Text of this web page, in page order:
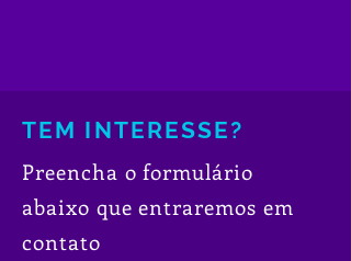
TEM INTERESSE?
Preencha o formulário
abaixo que entraremos em
contato